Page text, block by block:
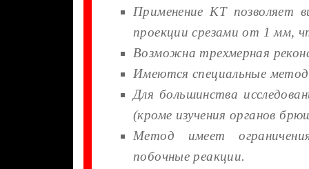
Применение КТ позволяет
проекции срезами от 1 мм,
Возможна трехмерная
Имеются специальные
Для большинства
(кроме изучения органов
Метод имеет
побочные реакции.